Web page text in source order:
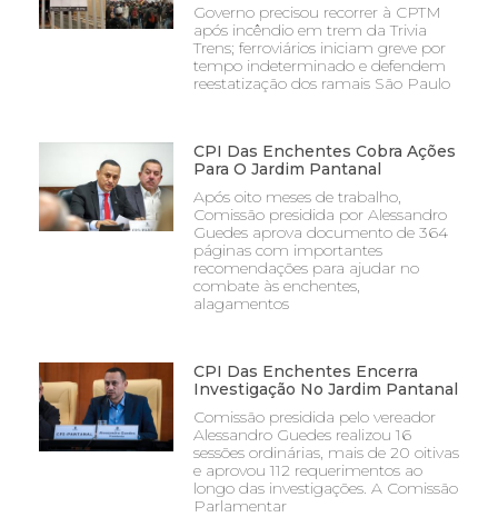
Governo precisou recorrer à CPTM
após incêndio em trem da Trivia
Trens; ferroviários iniciam greve por
tempo indeterminado e defendem
reestatização dos ramais São Paulo
CPI Das Enchentes Cobra Ações
Para O Jardim Pantanal
Após oito meses de trabalho,
Comissão presidida por Alessandro
Guedes aprova documento de 364
páginas com importantes
recomendações para ajudar no
combate às enchentes,
alagamentos
CPI Das Enchentes Encerra
Investigação No Jardim Pantanal
Comissão presidida pelo vereador
Alessandro Guedes realizou 16
sessões ordinárias, mais de 20 oitivas
e aprovou 112 requerimentos ao
longo das investigações. A Comissão
Parlamentar